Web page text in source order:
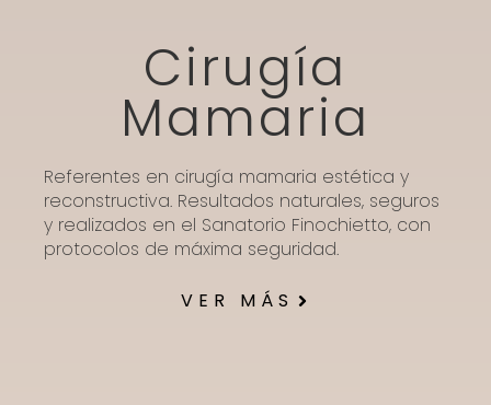
Cirugía
Mamaria
Referentes en cirugía mamaria estética y
reconstructiva. Resultados naturales, seguros
y realizados en el Sanatorio Finochietto, con
protocolos de máxima seguridad.
VER MÁS